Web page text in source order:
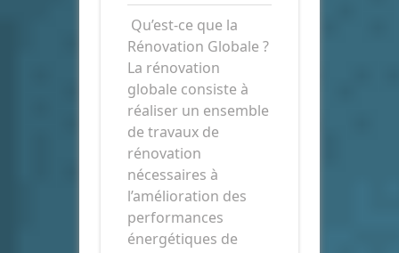
Qu’est-ce que la
Rénovation Globale ?
La rénovation
globale consiste à
réaliser un ensemble
de travaux de
rénovation
nécessaires à
l’amélioration des
performances
énergétiques de